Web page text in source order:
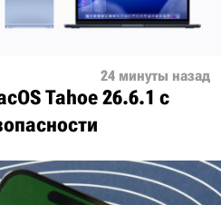
24 минуты назад
Tahoe 26.6.1 с